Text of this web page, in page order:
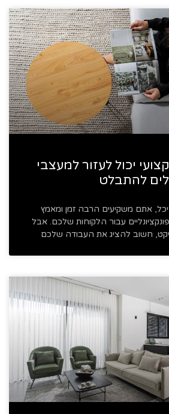
יכול לעזור למעצבי
להתבלט
אתם משקיעים הרבה זמן ומאמץ
עבור הלקוחות שלכם. אבל
חשוב להציג את העבודה שלכם